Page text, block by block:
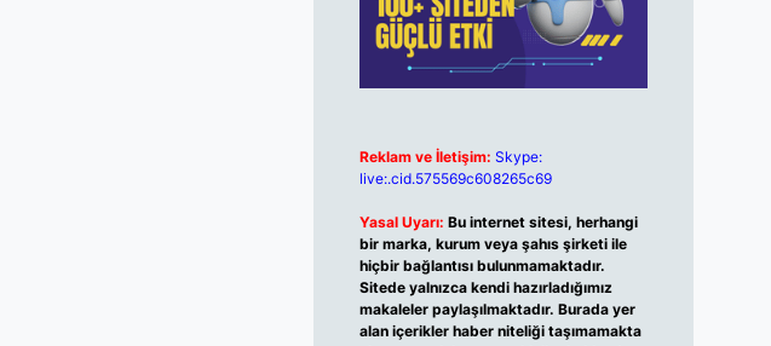
Reklam ve İletişim: Skype:
live:.cid.575569c608265c69
Yasal Uyarı: Bu internet sitesi, herhangi
bir marka, kurum veya şahıs şirketi ile
hiçbir bağlantısı bulunmamaktadır.
Sitede yalnızca kendi hazırladığımız
makaleler paylaşılmaktadır. Burada yer
alan içerikler haber niteliği taşımamakta